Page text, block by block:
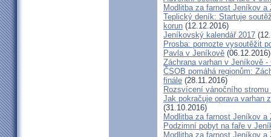
Modlitba za farnost Jeníkov a
Teplický deník: Startuje
korun (12.12.2016)
Jeníkovský kalendář 2017
Prosba: pomozte vysoutěžit
Pavla v Jeníkově (06.12.2016)
Záchrana varhan v Jeníkově -
ČSOB pomáhá regionům:
finále (28.11.2016)
Rozsvícení vánočního stromu
Jak pokračuje oprava varhan
(31.10.2016)
Modlitba za farnost Jeníkov a
Podzimní pobyt na faře v
Modlitba za farnost Jeníkov a